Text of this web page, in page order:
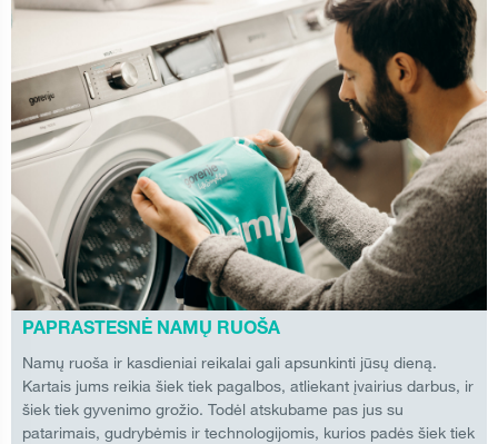
PAPRASTESNĖ NAMŲ RUOŠA
Namų ruoša ir kasdieniai reikalai gali apsunkinti jūsų dieną.
Kartais jums reikia šiek tiek pagalbos, atliekant įvairius darbus, ir
šiek tiek gyvenimo grožio. Todėl atskubame pas jus su
patarimais, gudrybėmis ir technologijomis, kurios padės šiek tiek